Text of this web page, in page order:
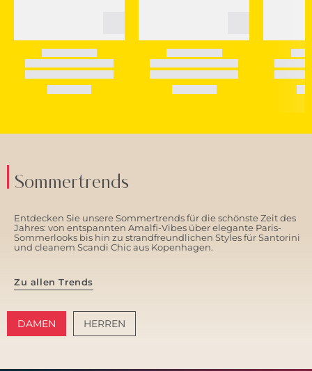
Sommertrends
Entdecken Sie unsere Sommertrends für die schönste Zeit des
Jahres: von entspannten Amalfi-Vibes über elegante Paris-
Sommerlooks bis hin zu strandfreundlichen Styles für Santorini
und cleanem Scandi Chic aus Kopenhagen.
Zu allen Trends
DAMEN HERREN